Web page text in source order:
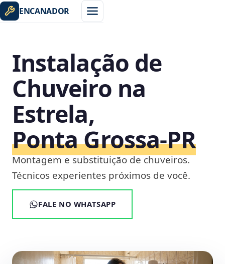
ENCANADOR
Instalação de
Chuveiro na
Estrela,
Ponta Grossa‑PR
Montagem e substituição de chuveiros.
Técnicos experientes próximos de você.
FALE NO WHATSAPP